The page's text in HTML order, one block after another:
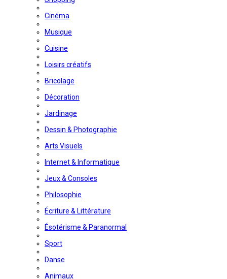
Cinéma
Musique
Cuisine
Loisirs créatifs
Bricolage
Décoration
Jardinage
Dessin & Photographie
Arts Visuels
Internet & Informatique
Jeux & Consoles
Philosophie
Écriture & Littérature
Ésotérisme & Paranormal
Sport
Danse
Animaux